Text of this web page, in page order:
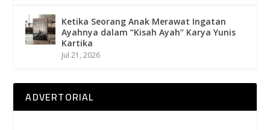
Ketika Seorang Anak Merawat Ingatan
Ayahnya dalam “Kisah Ayah” Karya Yunis
Kartika
Jul 21, 2026
ADVERTORIAL